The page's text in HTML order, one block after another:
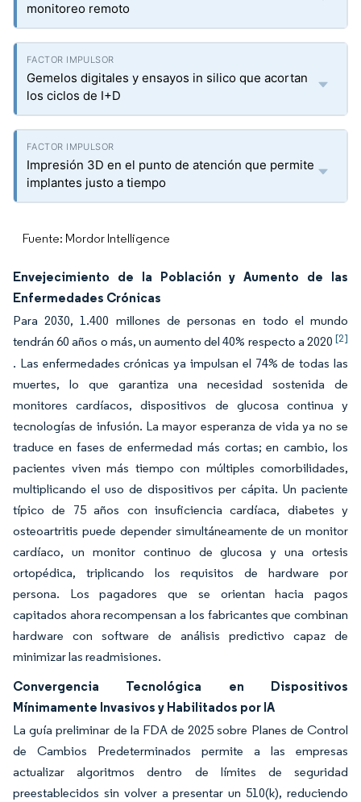
monitoreo remoto
Gemelos digitales y ensayos in silico que acortan
los ciclos de I+D
Impresión 3D en el punto de atención que permite
implantes justo a tiempo
Fuente: Mordor Intelligence
Envejecimiento de la Población y Aumento de las
Enfermedades Crónicas
Para 2030, 1.400 millones de personas en todo el mundo
tendrán 60 años o más, un aumento del 40% respecto a 2020 [2]
. Las enfermedades crónicas ya impulsan el 74% de todas las
muertes, lo que garantiza una necesidad sostenida de
monitores cardíacos, dispositivos de glucosa continua y
tecnologías de infusión. La mayor esperanza de vida ya no se
traduce en fases de enfermedad más cortas; en cambio, los
pacientes viven más tiempo con múltiples comorbilidades,
multiplicando el uso de dispositivos per cápita. Un paciente
típico de 75 años con insuficiencia cardíaca, diabetes y
osteoartritis puede depender simultáneamente de un monitor
cardíaco, un monitor continuo de glucosa y una ortesis
ortopédica, triplicando los requisitos de hardware por
persona. Los pagadores que se orientan hacia pagos
capitados ahora recompensan a los fabricantes que combinan
hardware con software de análisis predictivo capaz de
minimizar las readmisiones.
Convergencia Tecnológica en Dispositivos
Mínimamente Invasivos y Habilitados por IA
La guía preliminar de la FDA de 2025 sobre Planes de Control
de Cambios Predeterminados permite a las empresas
actualizar algoritmos dentro de límites de seguridad
preestablecidos sin volver a presentar un 510(k), reduciendo